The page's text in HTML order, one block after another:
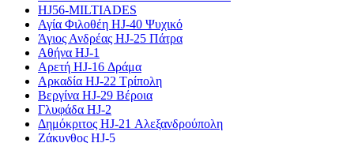
HJ56-MILTIADES
Αγία Φιλοθέη HJ-40 Ψυχικό
Άγιος Ανδρέας HJ-25 Πάτρα
Αθήνα HJ-1
Αρετή HJ-16 Δράμα
Αρκαδία HJ-22 Τρίπολη
Βεργίνα HJ-29 Βέροια
Γλυφάδα HJ-2
Δημόκριτος HJ-21 Αλεξανδρούπολη
Ζάκυνθος HJ-5